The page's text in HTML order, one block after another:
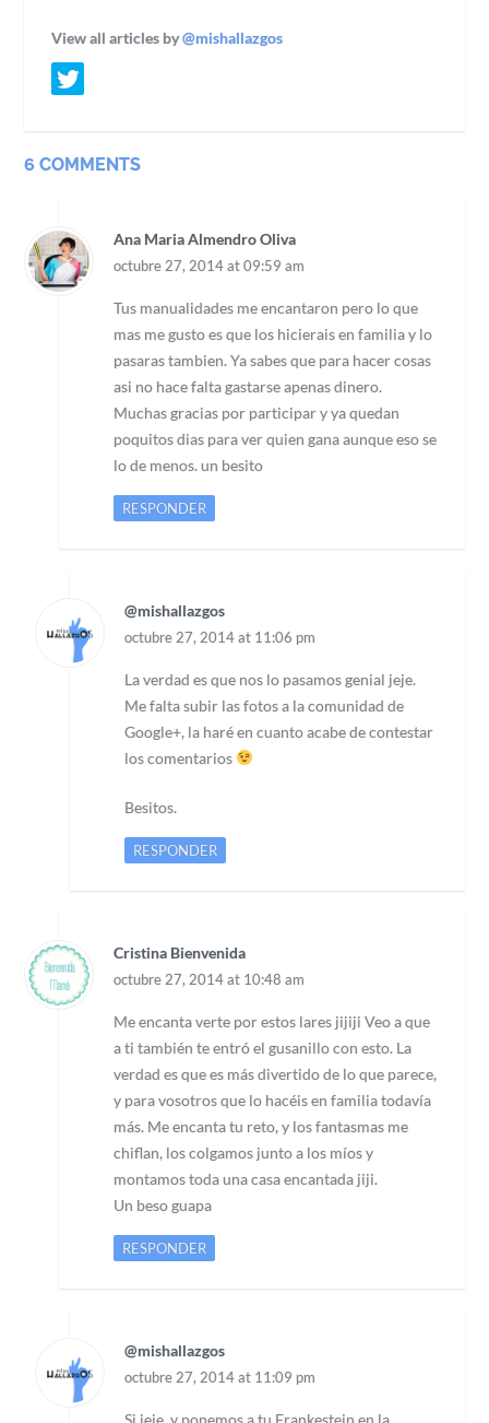
View all articles by@mishallazgos
6 COMMENTS
Ana Maria Almendro Oliva
octubre 27, 2014 at 09:59 am
Tus manualidades me encantaron pero lo que
mas me gusto es que los hicierais en familia y lo
pasaras tambien. Ya sabes que para hacer cosas
asi no hace falta gastarse apenas dinero.
Muchas gracias por participar y ya quedan
poquitos dias para ver quien gana aunque eso se
lo de menos. un besito
RESPONDER
@mishallazgos
octubre 27, 2014 at 11:06 pm
La verdad es que nos lo pasamos genial jeje.
Me falta subir las fotos a la comunidad de
Google+, la haré en cuanto acabe de contestar
los comentarios
Besitos.
RESPONDER
Cristina Bienvenida
octubre 27, 2014 at 10:48 am
Me encanta verte por estos lares jijiji Veo a que
a ti también te entró el gusanillo con esto. La
verdad es que es más divertido de lo que parece,
y para vosotros que lo hacéis en familia todavía
más. Me encanta tu reto, y los fantasmas me
chiflan, los colgamos junto a los míos y
montamos toda una casa encantada jiji.
Un beso guapa
RESPONDER
@mishallazgos
octubre 27, 2014 at 11:09 pm
Si jeje, y ponemos a tu Frankestein en la